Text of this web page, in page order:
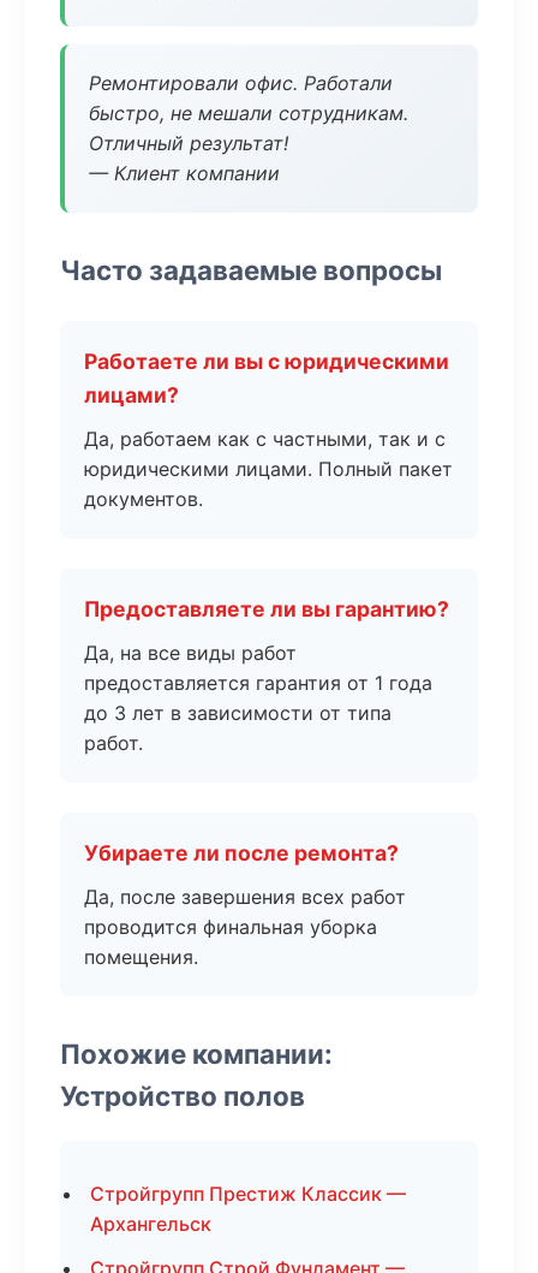
Ремонтировали офис. Работали
быстро, не мешали сотрудникам.
Отличный результат!
— Клиент компании
Часто задаваемые вопросы
Работаете ли вы с юридическими
лицами?
Да, работаем как с частными, так и с
юридическими лицами. Полный пакет
документов.
Предоставляете ли вы гарантию?
Да, на все виды работ
предоставляется гарантия от 1 года
до 3 лет в зависимости от типа
работ.
Убираете ли после ремонта?
Да, после завершения всех работ
проводится финальная уборка
помещения.
Похожие компании:
Устройство полов
Стройгрупп Престиж Классик —
Архангельск
Стройгрупп Строй Фундамент —